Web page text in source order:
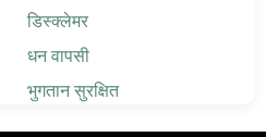
डिस्क्लेमर
धन वापसी
भुगतान सुरक्षित